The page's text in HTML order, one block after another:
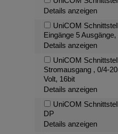
Details anzeigen
UniCOM
Eingänge 5
Details anzeigen
UniCOM
Stromausgang , 0/4-
Volt, 16bit
Details anzeigen
UniCOM
DP
Details anzeigen